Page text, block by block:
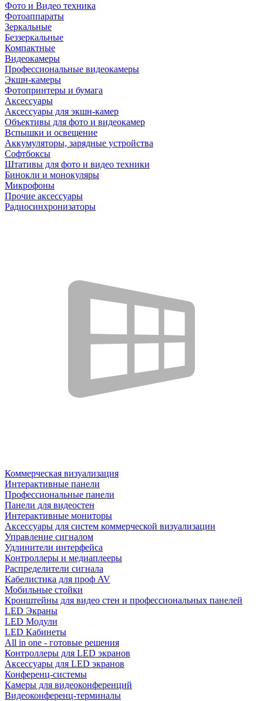
Фото и Видео техника
Фотоаппараты
Зеркальные
Беззеркальные
Компактные
Видеокамеры
Профессиональные видеокамеры
Экшн-камеры
Фотопринтеры и бумага
Аксессуары
Аксессуары для экшн-камер
Объективы для фото и видеокамер
Вспышки и освещение
Аккумуляторы, зарядные устройства
Софтбоксы
Штативы для фото и видео техники
Бинокли и монокуляры
Микрофоны
Прочие аксессуары
Радиосинхронизаторы
Коммерческая визуализация
Интерактивные панели
Профессиональные панели
Панели для видеостен
Интерактивные мониторы
Аксессуары для систем коммерческой визуализации
Управление сигналом
Удлинители интерфейса
Контроллеры и медиаплееры
Распределители сигнала
Кабелистика для проф AV
Мобильные стойки
Кронштейны для видео стен и профессиональных панелей
LED Экраны
LED Модули
LED Кабинеты
All in one - готовые решения
Контроллеры для LED экранов
Аксессуары для LED экранов
Конференц-системы
Камеры для видеоконференций
Видеоконференц-терминалы